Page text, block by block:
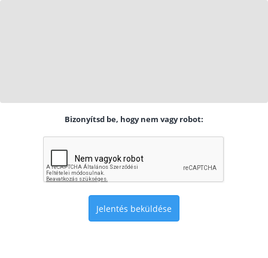
Bizonyítsd be, hogy nem vagy robot:
Jelentés beküldése